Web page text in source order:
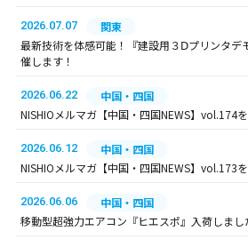
2026.07.07
関東
最新技術を体感可能！『建設用３Ⅾプリンタデ
催します！
2026.06.22
中国・四国
NISHIOメルマガ【中国・四国NEWS】vol.174
2026.06.12
中国・四国
NISHIOメルマガ【中国・四国NEWS】vol.173
2026.06.06
中国・四国
移動型超強力エアコン『ヒエスポ』入荷しまし